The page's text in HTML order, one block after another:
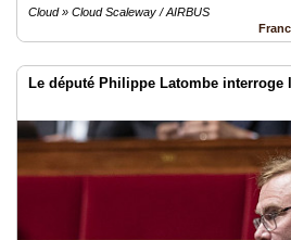
Cloud » Cloud Scaleway / AIRBUS
Le député Philippe Latombe interroge